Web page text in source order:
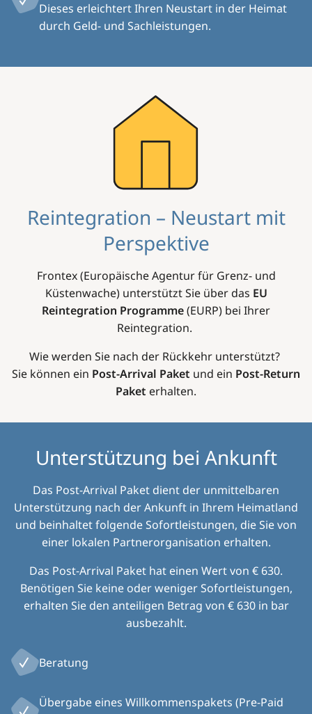
Dieses erleichtert Ihren Neustart in der Heimat
durch Geld- und Sachleistungen.
Reintegration – Neustart mit
Perspektive
Frontex (Europäische Agentur für Grenz- und
Küstenwache) unterstützt Sie über das EU
Reintegration Programme(EURP) bei Ihrer
Reintegration.
Wie werden Sie nach der Rückkehr unterstützt?
Sie können ein Post-Arrival Paket und ein Post-Return
Paket erhalten.
Unterstützung bei Ankunft
Das Post-Arrival Paket dient der unmittelbaren
Unterstützung nach der Ankunft in Ihrem Heimatland
und beinhaltet folgende Sofortleistungen, die Sie von
einer lokalen Partnerorganisation erhalten.
Das Post-Arrival Paket hat einen Wert von € 630.
Benötigen Sie keine oder weniger Sofortleistungen,
erhalten Sie den anteiligen Betrag von € 630 in bar
ausbezahlt.
Beratung
Übergabe eines Willkommenspakets (Pre-Paid